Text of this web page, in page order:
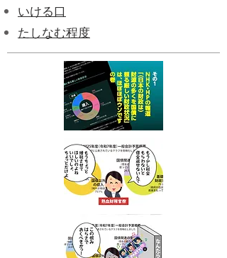
いける口
​たしなむ程度